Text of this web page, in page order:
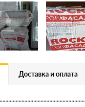
Доставка и оплата